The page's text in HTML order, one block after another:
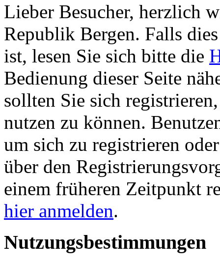
Lieber Besucher, herzlich
Republik Bergen. Falls
ist, lesen Sie sich bitte die
Bedienung dieser Seite
sollten Sie sich
nutzen zu können.
um sich zu registrieren
über den
einem früheren Zeitpunkt
hier anmelden.
Nutzungsbestimmungen